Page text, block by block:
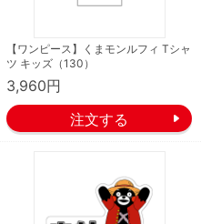
【ワンピース】くまモンルフィ Tシャ
ツ キッズ（130）
3,960円